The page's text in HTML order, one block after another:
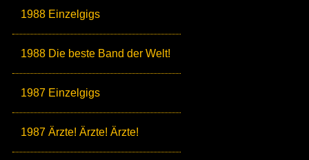
1988 Einzelgigs
1988 Die beste Band der Welt!
1987 Einzelgigs
1987 Ärzte! Ärzte! Ärzte!